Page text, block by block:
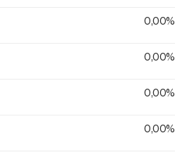
0,00%
0,00%
0,00%
0,00%